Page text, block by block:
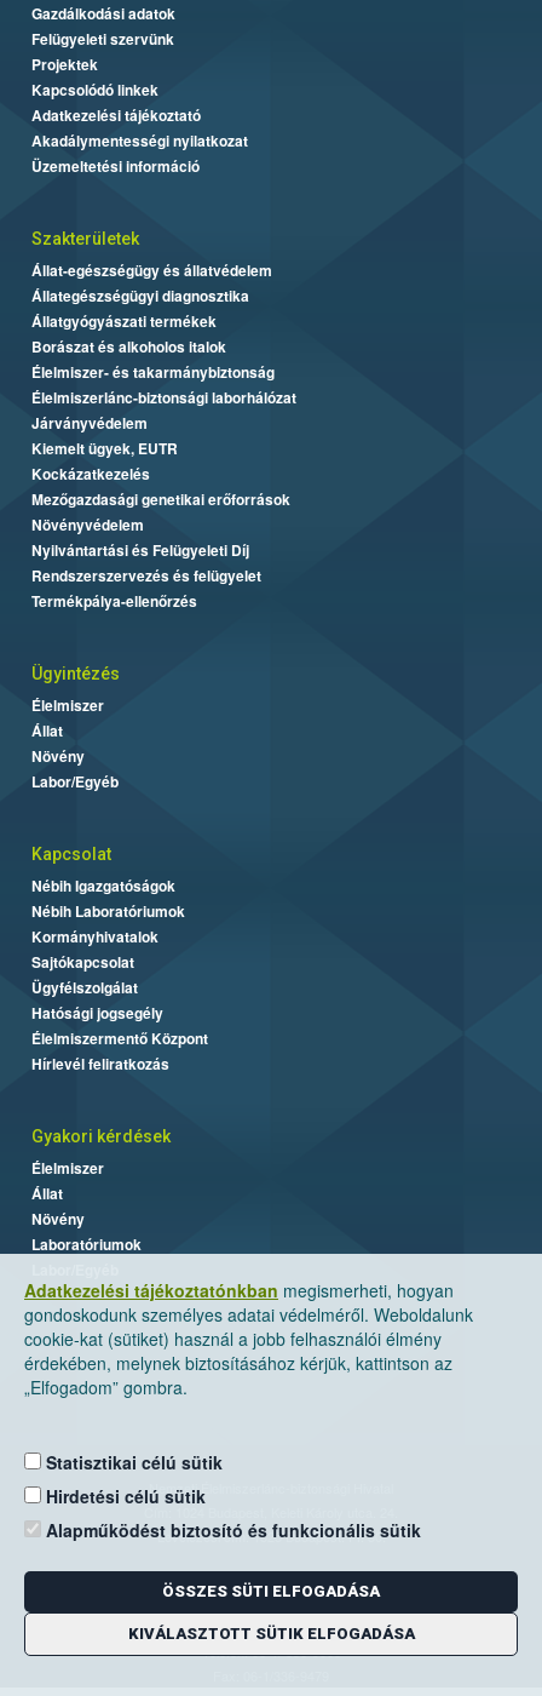
Adatkezelési tájékoztatónkban megismerheti, hogyan
gondoskodunk személyes adatai védelméről. Weboldalunk
cookie-kat (sütiket) használ a jobb felhasználói élmény
érdekében, melynek biztosításához kérjük, kattintson az
„Elfogadom” gombra.
Statisztikai célú sütik
Hirdetési célú sütik
Alapműködést biztosító és funkcionális sütik
ÖSSZES SÜTI ELFOGADÁSA
KIVÁLASZTOTT SÜTIK ELFOGADÁSA
Gazdálkodási adatok
Felügyeleti szervünk
Projektek
Kapcsolódó linkek
Adatkezelési tájékoztató
Akadálymentességi nyilatkozat
Üzemeltetési információ
Szakterületek
Állat-egészségügy és állatvédelem
Állategészségügyi diagnosztika
Állatgyógyászati termékek
Borászat és alkoholos italok
Élelmiszer- és takarmánybiztonság
Élelmiszerlánc-biztonsági laborhálózat
Járványvédelem
Kiemelt ügyek, EUTR
Kockázatkezelés
Mezőgazdasági genetikai erőforrások
Növényvédelem
Nyilvántartási és Felügyeleti Díj
Rendszerszervezés és felügyelet
Termékpálya-ellenőrzés
Ügyintézés
Élelmiszer
Állat
Növény
Labor/Egyéb
Kapcsolat
Nébih Igazgatóságok
Nébih Laboratóriumok
Kormányhivatalok
Sajtókapcsolat
Ügyfélszolgálat
Hatósági jogsegély
Élelmiszermentő Központ
Hírlevél feliratkozás
Gyakori kérdések
Élelmiszer
Állat
Növény
Laboratóriumok
Nemzeti Élelmiszerlánc-biztonsági Hivatal
Levelezési cím: 1525 Budapest. Pf. 30.
E-mail:ugyfelszolgalat@nebih.gov.hu
Zöld szám: 06-80/263-244
Telefon: 06-1/ 336-9000